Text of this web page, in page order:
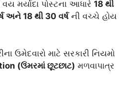
મર્યાદા પોસ્ટના આધારે 18 થી
અને 18 થી 30 વર્ષની વચ્ચે હોય
ઉમેદવારો માટે સરકારી નિયમો
(ઉંમરમાં છૂટછાટ) મળવાપાત્ર